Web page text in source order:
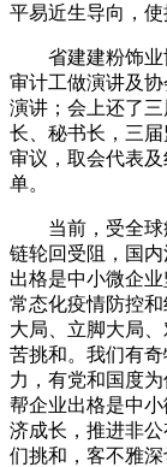
平易近生导向，
省建建粉饰业
审计工做演讲及
演讲；会上还了
长、秘书长，三
审议，取会代表
单。
当前，受全球
链轮回受阻，国
出格是中小微企
常态化疫情防控
大局、立脚大局
苦挑和。我们有
力，有党和国度
帮企业出格是中
济成长，推进非
们挑和，客不雅